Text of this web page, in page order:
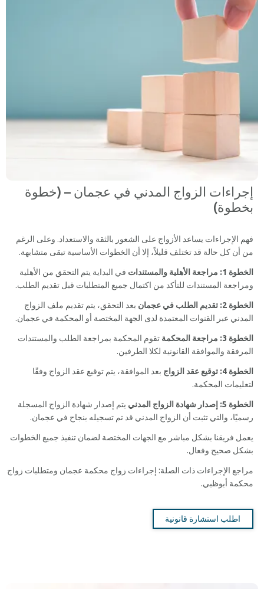
إجراءات الزواج المدني في عجمان – (خطوة
بخطوة)
فهم الإجراءات يساعد الأزواج على الشعور بالثقة والاستعداد. وعلى الرغم
من أن كل حالة قد تختلف قليلاً، إلا أن الخطوات الأساسية تبقى متشابهة.
الخطوة 1: مراجعة الأهلية والمستندات
في البداية يتم التحقق من الأهلية
ومراجعة المستندات للتأكد من اكتمال جميع المتطلبات قبل تقديم الطلب.
الخطوة 2: تقديم الطلب في عجمان
بعد التحقق، يتم تقديم ملف الزواج
المدني عبر القنوات المعتمدة لدى الجهة المختصة أو المحكمة في عجمان.
الخطوة 3: مراجعة المحكمة
تقوم المحكمة بمراجعة الطلب والمستندات
المرفقة والموافقة القانونية لكلا الطرفين.
الخطوة 4: توقيع عقد الزواج
بعد الموافقة، يتم توقيع عقد الزواج وفقًا
لتعليمات المحكمة.
الخطوة 5: إصدار شهادة الزواج المدني
يتم إصدار شهادة الزواج المسجلة
رسميًا، والتي تثبت أن الزواج المدني قد تم تسجيله بنجاح في عجمان.
يعمل فريقنا بشكل مباشر مع الجهات المختصة لضمان تنفيذ جميع الخطوات
بشكل صحيح وفعال.
مراجع الإجراءات ذات الصلة: إجراءات زواج محكمة عجمان ومتطلبات زواج
محكمة أبوظبي.
اطلب استشارة قانونية